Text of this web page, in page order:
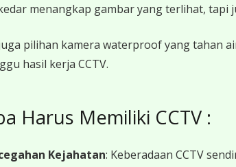
menangkap gambar yang terlihat, tapi
pilihan kamera waterproof yang tahan
hasil kerja CCTV.
Harus Memiliki CCTV :
Kejahatan: Keberadaan CCTV